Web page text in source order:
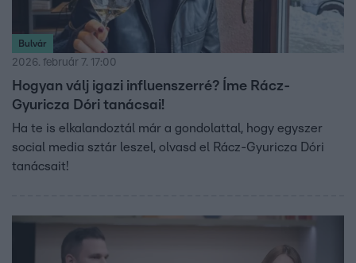
Bulvár
2026. február 7. 17:00
Hogyan válj igazi influenszerré? Íme Rácz-
Gyuricza Dóri tanácsai!
Ha te is elkalandoztál már a gondolattal, hogy egyszer
social media sztár leszel, olvasd el Rácz-Gyuricza Dóri
tanácsait!